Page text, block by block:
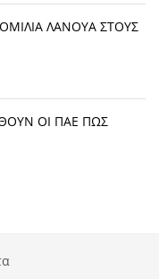
ΛΑΝΟΥΑ ΣΤΟΥΣ
ΟΙ ΠΑΕ ΠΩΣ